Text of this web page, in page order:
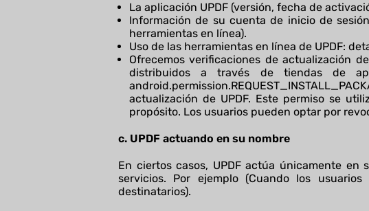
La aplicación UPDF (versión, fecha de
Información de su cuenta de inicio de
herramientas en línea).
Uso de las herramientas en línea de UPDF:
Ofrecemos verificaciones de actualización
distribuidos a través de tiendas de
actualización de UPDF. Este permiso se
propósito. Los usuarios pueden optar por
c. UPDF actuando en su nombre
En ciertos casos, UPDF actúa únicamente
servicios. Por ejemplo (Cuando los
destinatarios).